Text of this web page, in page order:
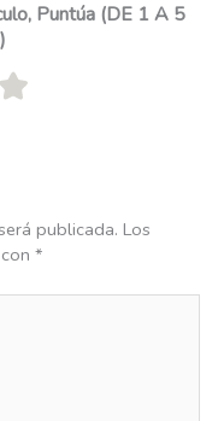
Puntúa (DE 1 A 5
publicada. Los
*